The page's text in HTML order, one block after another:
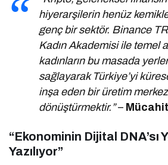
hiyerarşilerin henüz
genç bir sektör. Binance
Kadın Akademisi ile temel
kadınların bu masada
sağlayarak Türkiye’yi
inşa eden bir üretim
dönüştürmektir.”–
“Ekonominin Dijital DNA’sı
Yazılıyor”